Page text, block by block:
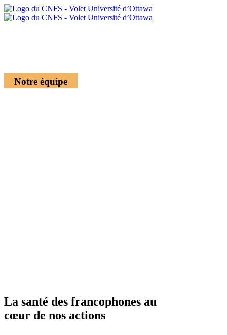
Notre équipe
La santé des francophones au
cœur de nos actions